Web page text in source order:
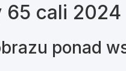
65 cali 2024
ponad